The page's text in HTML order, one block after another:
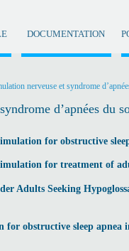
DOCUMENTATION
nerveuse et syndrome
d’apnées du
for obstructive
for treatment of
Adults Seeking
for obstructive sleep